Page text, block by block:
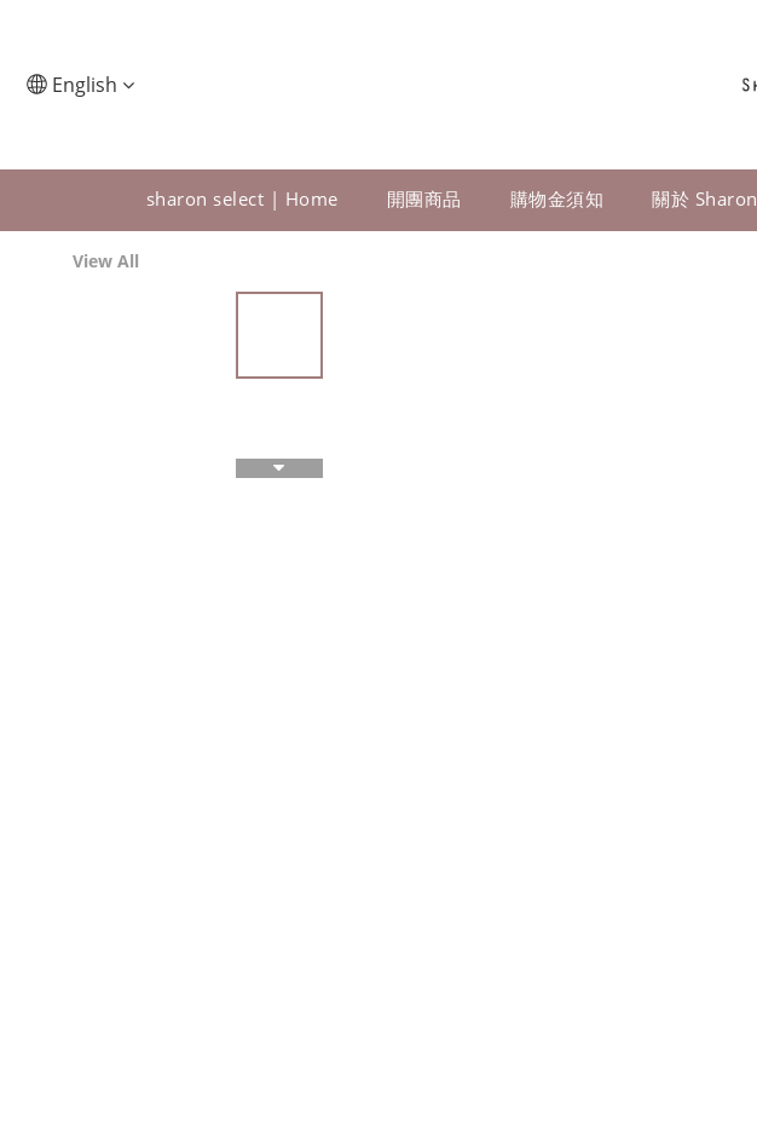
English
sharon select | Home 開團商品 購物金須知 關於 Sharon
View All